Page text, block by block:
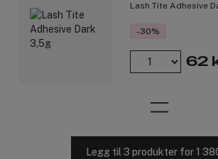
Lash Tite Adhesive
-30%
62
Legg til 3 produkter for 1